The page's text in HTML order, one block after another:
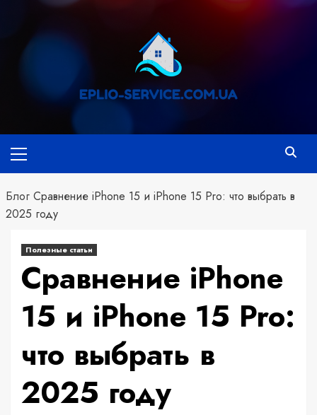
Перейти
содержимому
меню
Блог Сравнение iPhone 15 и iPhone 15 Pro: что выбрать в
2025 году
Полезные статьи
Сравнение iPhone
15 и iPhone 15 Pro:
что выбрать в
2025 году